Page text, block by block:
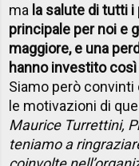
ma la salute di tutti i
principale per noi e
maggiore, e una
hanno investito
Siamo però
le motivazioni di
Maurice Turrettini,
teniamo a